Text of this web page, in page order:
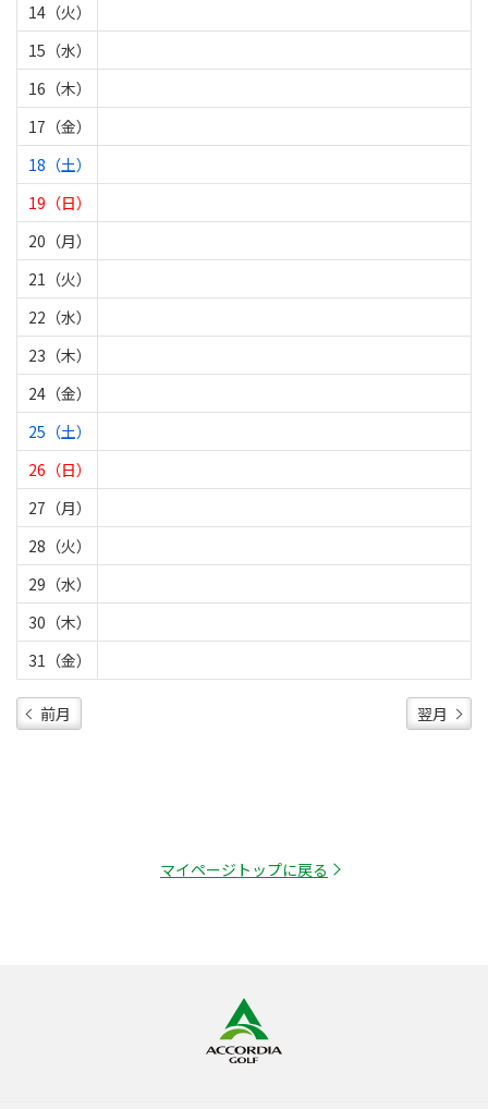
14（火）
15（水）
16（木）
17（金）
18（土）
19（日）
20（月）
21（火）
22（水）
23（木）
24（金）
25（土）
26（日）
27（月）
28（火）
29（水）
30（木）
31（金）
前月 翌月
マイページトップに戻る